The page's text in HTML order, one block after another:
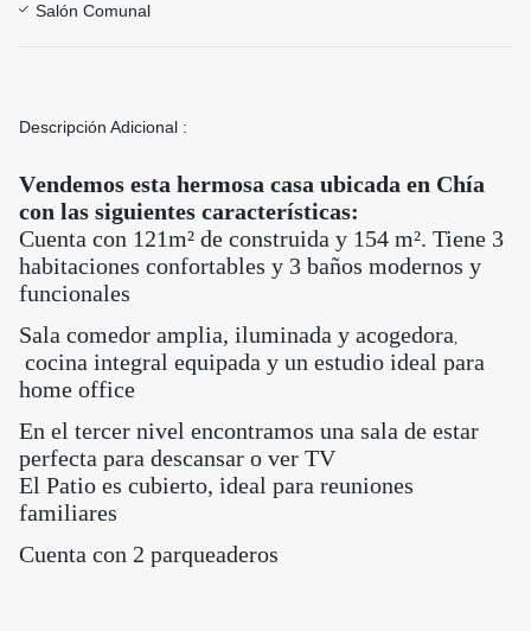
Salón Comunal
Descripción Adicional :
Vendemos esta hermosa casa ubicada en Chía
con las siguientes características:
Cuenta con 121m² de construida y 154 m². Tiene 3
habitaciones confortables y 3 baños modernos y
funcionales
Sala comedor amplia, iluminada y acogedora,
cocina integral equipada y un estudio ideal para
home office
En el tercer nivel encontramos una sala de estar
perfecta para descansar o ver TV
El Patio es cubierto, ideal para reuniones
familiares
Cuenta con 2 parqueaderos